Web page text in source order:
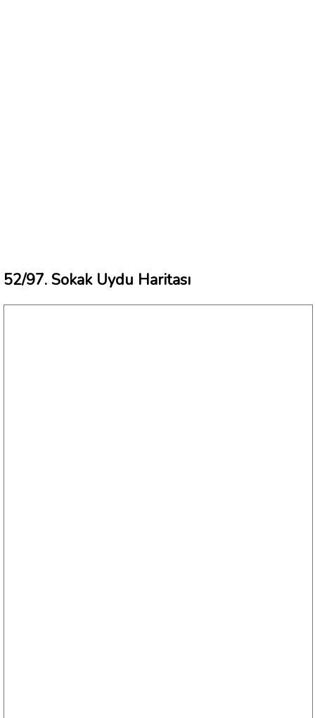
52/97. Sokak Uydu Haritası